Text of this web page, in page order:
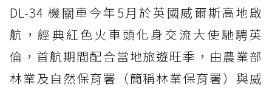
DL-34 機關車今年5月於英國威爾斯高地啟
航，經典紅色火車頭化身交流大使馳騁英
倫，首航期間配合當地旅遊旺季，由農業部
林業及自然保育署（簡稱林業保育署）與威